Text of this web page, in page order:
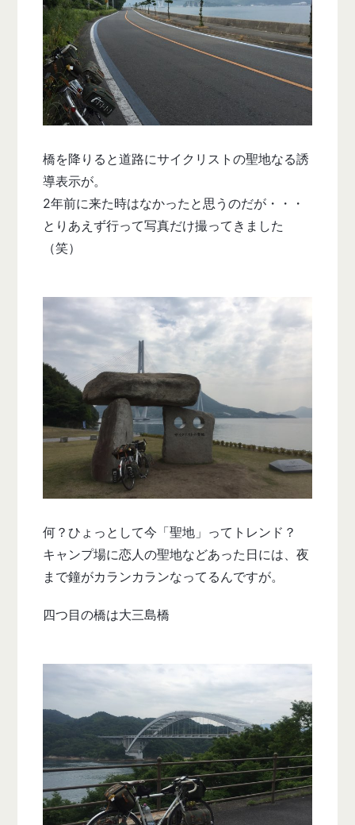
橋を降りると道路にサイクリストの聖地なる誘
導表示が。
2年前に来た時はなかったと思うのだが・・・
とりあえず行って写真だけ撮ってきました
（笑）
何？ひょっとして今「聖地」ってトレンド？
キャンプ場に恋人の聖地などあった日には、夜
まで鐘がカランカランなってるんですが。
四つ目の橋は大三島橋